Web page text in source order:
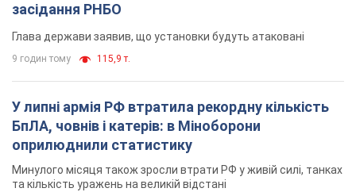
засідання РНБО
Глава держави заявив, що установки будуть атаковані
9 годин тому 115,9 т.
У липні армія РФ втратила рекордну кількість
БпЛА, човнів і катерів: в Міноборони
оприлюднили статистику
Минулого місяця також зросли втрати РФ у живій силі, танках
та кількість уражень на великій відстані